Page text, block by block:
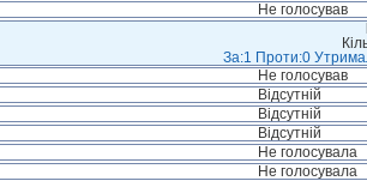
Не голосував
За:1 Проти:0
Не голосував
Відсутній
Відсутній
Відсутній
Не голосувала
Не голосувала